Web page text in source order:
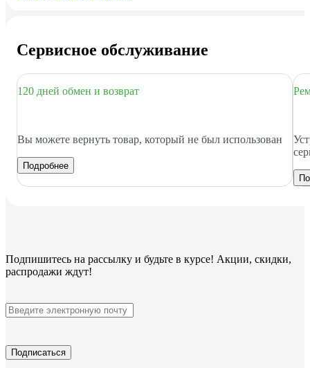
Сервисное обслуживание
120 дней обмен и возврат
Вы можете вернуть товар, который не был использован
Подробнее
Подпишитесь на рассылку и будьте в курсе! Акции, скидки,
распродажи ждут!
Подписаться